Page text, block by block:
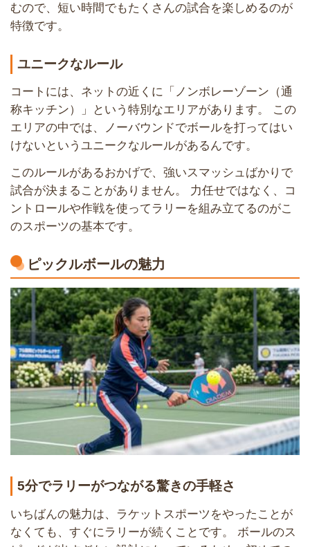
むので、短い時間でもたくさんの試合を楽しめるのが
特徴です。
ユニークなルール
コートには、ネットの近くに「ノンボレーゾーン（通
称キッチン）」という特別なエリアがあります。 この
エリアの中では、ノーバウンドでボールを打ってはい
けないというユニークなルールがあるんです。
このルールがあるおかげで、強いスマッシュばかりで
試合が決まることがありません。 力任せではなく、コ
ントロールや作戦を使ってラリーを組み立てるのがこ
のスポーツの基本です。
ピックルボールの魅力
5分でラリーがつながる驚きの手軽さ
いちばんの魅力は、ラケットスポーツをやったことが
なくても、すぐにラリーが続くことです。 ボールのス